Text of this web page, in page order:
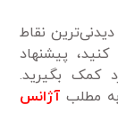
نقاط
پیشنهاد
کمک بگیرید.
مطلب آژانس